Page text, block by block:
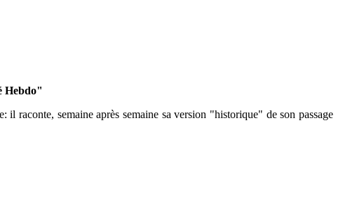
Hebdo"
il raconte, semaine après semaine sa version "historique" de son passage